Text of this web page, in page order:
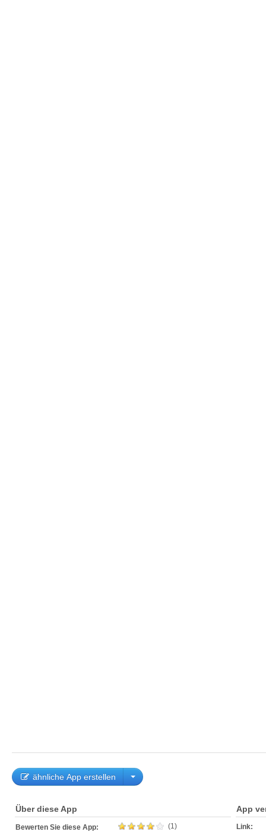
ähnliche App erstellen
Über diese App
Bewerten Sie diese App: (1)
App
Link: